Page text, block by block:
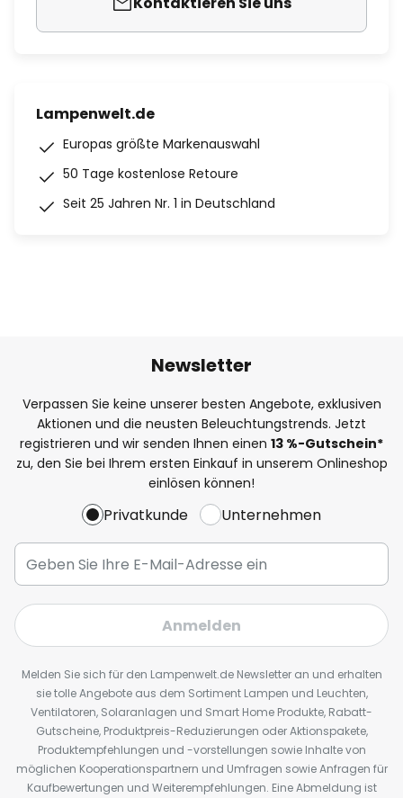
Lampenwelt.de
Europas größte Markenauswahl
50 Tage kostenlose Retoure
Seit 25 Jahren Nr. 1 in Deutschland
Newsletter
Verpassen Sie keine unserer besten Angebote, exklusiven
Aktionen und die neusten Beleuchtungstrends. Jetzt
registrieren und wir senden Ihnen einen 13 %-Gutschein*
zu, den Sie bei Ihrem ersten Einkauf in unserem Onlineshop
einlösen können!
Privatkunde Unternehmen
Anmelden
Melden Sie sich für den Lampenwelt.de Newsletter an und erhalten
sie tolle Angebote aus dem Sortiment Lampen und Leuchten,
Ventilatoren, Solaranlagen und Smart Home Produkte, Rabatt-
Gutscheine, Produktpreis-Reduzierungen oder Aktionspakete,
Produktempfehlungen und -vorstellungen sowie Inhalte von
möglichen Kooperationspartnern und Umfragen sowie Anfragen für
Kaufbewertungen und Weiterempfehlungen. Eine Abmeldung ist